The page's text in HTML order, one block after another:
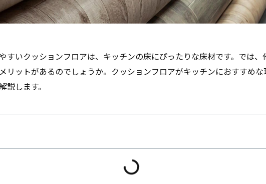
すいクッションフロアは、キッチンの床にぴったりな床材です。では、
リットがあるのでしょうか。クッションフロアがキッチンにおすすめ
説します。